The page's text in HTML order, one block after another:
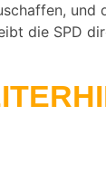
und
die SPD